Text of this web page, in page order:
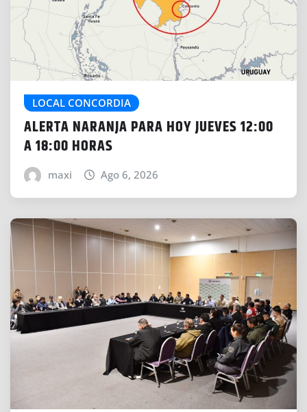
LOCAL CONCORDIA
ALERTA NARANJA PARA HOY JUEVES 12:00
A 18:00 HORAS
maxi Ago 6, 2026